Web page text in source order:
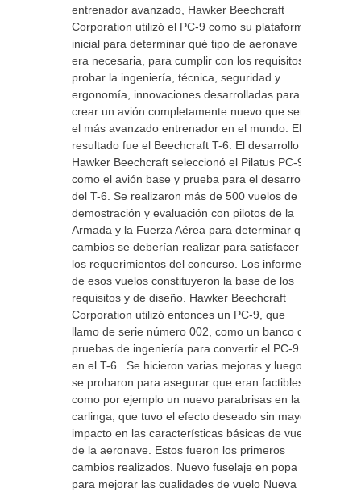
entrenador avanzado, Hawker Beechcraft
Corporation utilizó el PC-9 como su plataforma
inicial para determinar qué tipo de aeronave
era necesaria, para cumplir con los requisitos y
probar la ingeniería, técnica, seguridad y
ergonomía, innovaciones desarrolladas para
crear un avión completamente nuevo que sería
el más avanzado entrenador en el mundo. El
resultado fue el Beechcraft T-6. El desarrollo
Hawker Beechcraft seleccionó el Pilatus PC-9
como el avión base y prueba para el desarrollo
del T-6. Se realizaron más de 500 vuelos de
demostración y evaluación con pilotos de la
Armada y la Fuerza Aérea para determinar qué
cambios se deberían realizar para satisfacer
los requerimientos del concurso. Los informes
de esos vuelos constituyeron la base de los
requisitos y de diseño. Hawker Beechcraft
Corporation utilizó entonces un PC-9, que
llamo de serie número 002, como un banco de
pruebas de ingeniería para convertir el PC-9
en el T-6. Se hicieron varias mejoras y luego
se probaron para asegurar que eran factibles,
como por ejemplo un nuevo parabrisas en la
carlinga, que tuvo el efecto deseado sin mayor
impacto en las características básicas de vuelo
de la aeronave. Estos fueron los primeros
cambios realizados. Nuevo fuselaje en popa
para mejorar las cualidades de vuelo Nueva